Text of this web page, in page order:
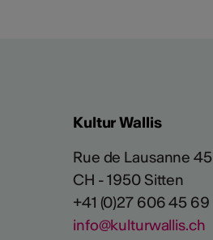
Kultur Wallis
Rue de Lausanne 45
CH - 1950 Sitten
+41 (0)27 606 45 69
info@kulturwallis.ch